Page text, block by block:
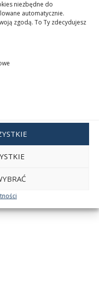
niezbędne do
automatycznie.
zgodą. To Ty zdecydujesz